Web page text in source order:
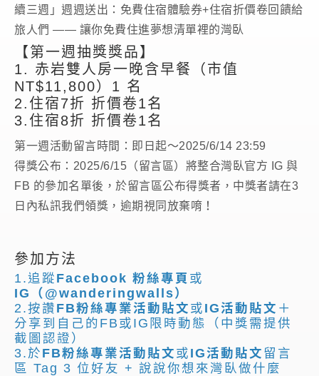
續三週」週週送出：免費住宿體驗券+住宿折價卷回饋給
旅人們 —— 讓你免費住進夢想清單裡的灣臥
【第一週抽獎獎品】
1. 赤岩雙人房一晚含早餐（市值
NT$11,800）1 名
2.住宿7折 折價卷1名
3.住宿8折 折價卷1名
第一週活動留言時間：即日起～2025/6/14 23:59
得獎公布：2025/6/15（留言區）將整合灣臥官方 IG 與
FB 的參加名單後，於留言區公布得獎者，中獎者請在3
日內私訊我們領獎，逾期視同放棄唷！
參加方法
1.追蹤 Facebook 粉絲專頁 或
IG（@wanderingwalls）
2.按讚 FB粉絲專業活動貼文 或 IG活動貼文 ＋
分享到自己的FB或IG限時動態（中獎需提供
截圖認證）
3.於 FB粉絲專業活動貼文 或 IG活動貼文 留言
區 Tag 3 位好友 + 說說你想來灣臥做什麼